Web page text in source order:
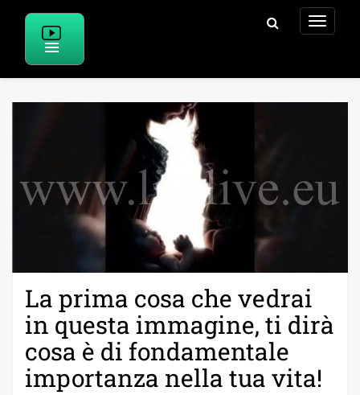
La prima cosa che vedrai
in questa immagine, ti dirà
cosa è di fondamentale
importanza nella tua vita!